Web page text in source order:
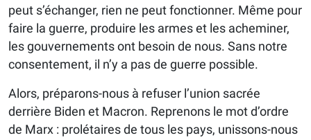
peut s’échanger, rien ne peut fonctionner. Même pour
faire la guerre, produire les armes et les acheminer,
les gouvernements ont besoin de nous. Sans notre
consentement, il n’y a pas de guerre possible.
Alors, préparons-nous à refuser l’union sacrée
derrière Biden et Macron. Reprenons le mot d’ordre
de Marx : prolétaires de tous les pays, unissons-nous